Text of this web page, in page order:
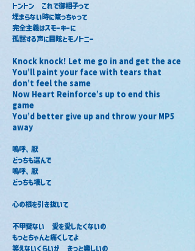
トントン　これで御相子って
埋まらない時に篭っちゃって
完全主義はスモーキーに
孤黙する声に目眩とモノトニー
Knock knock! Let me go in and get the ace
You’ll paint your face with tears that
don’t feel the same
Now Heart Reinforce’s up to end this
game
You’d better give up and throw your MP5
away
嗚呼、厭
どっちも選んで
嗚呼、厭
どっちも壊して
心の根を引き抜いて
不甲斐ない　愛を愛したくないの
もっとちゃんと痛くしてよ
笑えないくらいが　きっと樂しいの